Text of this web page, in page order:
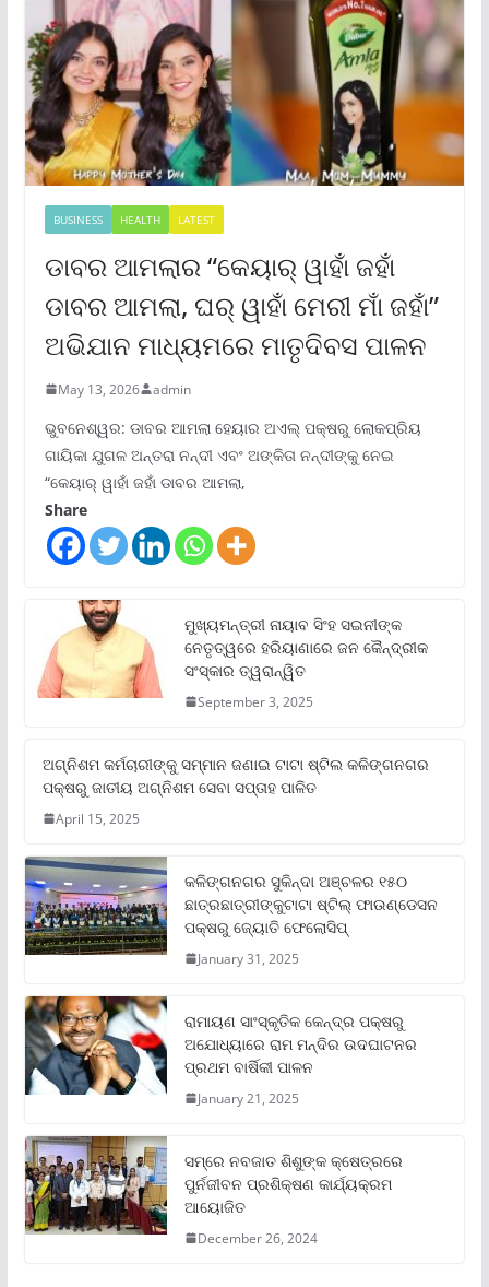
BUSINESS HEALTH LATEST
ଡାବର ଆମଲାର “କେୟାର୍ ୱାହାଁ ଜହାଁ
ଡାବର ଆମଲା, ଘର୍ ୱାହାଁ ମେରୀ ମାଁ ଜହାଁ”
ଅଭିଯାନ ମାଧ୍ୟମରେ ମାତୃଦିବସ ପାଳନ
May 13, 2026 admin
ଭୁବନେଶ୍ୱର: ଡାବର ଆମଲା ହେୟାର ଅଏଲ୍ ପକ୍ଷରୁ ଲୋକପ୍ରିୟ
ଗାୟିକା ଯୁଗଳ ଅନ୍ତରା ନନ୍ଦୀ ଏବଂ ଅଙ୍କିତା ନନ୍ଦୀଙ୍କୁ ନେଇ
“କେୟାର୍ ୱାହାଁ ଜହାଁ ଡାବର ଆମଲା,
Share
ମୁଖ୍ୟମନ୍ତ୍ରୀ ନାୟାବ ସିଂହ ସଇନୀଙ୍କ
ନେତୃତ୍ୱରେ ହରିୟାଣାରେ ଜନ କୈନ୍ଦ୍ରୀକ
ସଂସ୍କାର ତ୍ୱରାନ୍ୱିତ
September 3, 2025
ଅଗ୍ନିଶମ କର୍ମଚାରୀଙ୍କୁ ସମ୍ମାନ ଜଣାଇ ଟାଟା ଷ୍ଟିଲ କଳିଙ୍ଗନଗର
ପକ୍ଷରୁ ଜାତୀୟ ଅଗ୍ନିଶମ ସେବା ସପ୍ତାହ ପାଳିତ
April 15, 2025
କଳିଙ୍ଗନଗର ସୁକିନ୍ଦା ଅଞ୍ଚଳର ୧୫୦
ଛାତ୍ରଛାତ୍ରୀଙ୍କୁଟାଟା ଷ୍ଟିଲ୍ ଫାଉଣ୍ଡେସନ
ପକ୍ଷରୁ ଜ୍ୟୋତି ଫେଲୋସିପ୍‌
January 31, 2025
ରାମାୟଣ ସାଂସ୍କୃତିକ କେନ୍ଦ୍ର ପକ୍ଷରୁ
ଅଯୋଧ୍ୟାରେ ରାମ ମନ୍ଦିର ଉଦଘାଟନର
ପ୍ରଥମ ବାର୍ଷିକୀ ପାଳନ
January 21, 2025
ସମ୍‌ରେ ନବଜାତ ଶିଶୁଙ୍କ କ୍ଷେତ୍ରରେ
ପୁର୍ନଜୀବନ ପ୍ରଶିକ୍ଷଣ କାର୍ଯ୍ୟକ୍ରମ
ଆୟୋଜିତ
December 26, 2024